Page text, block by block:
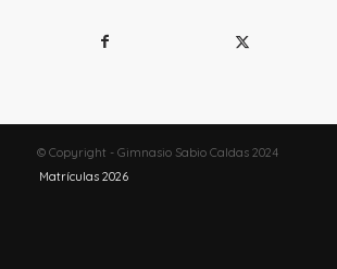
© Copyright - Gimnasio Sabio Caldas 2024
Matrículas 2026